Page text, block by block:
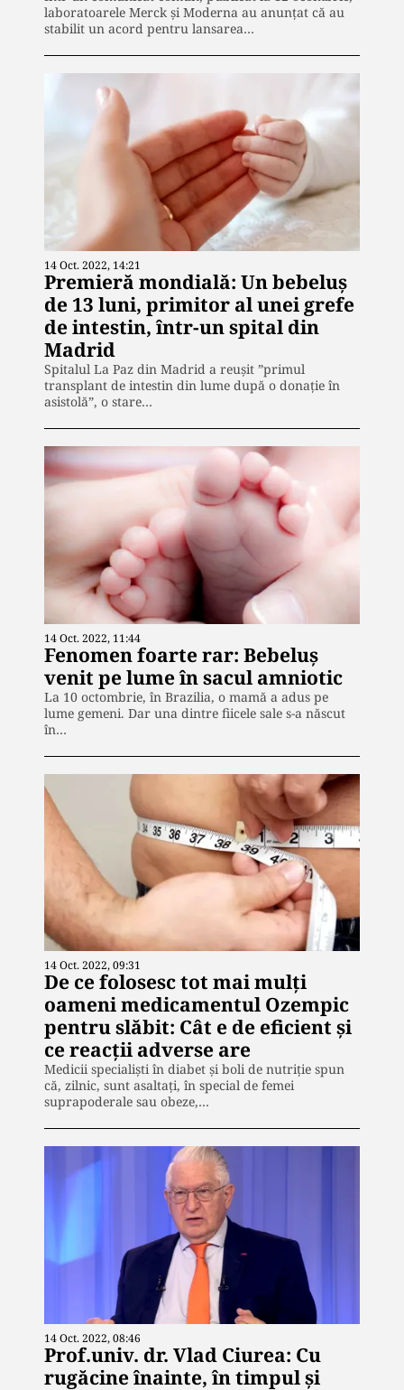
laboratoarele Merck și Moderna au anunțat că au
stabilit un acord pentru lansarea…
14 Oct. 2022, 14:21
Premieră mondială: Un bebeluș
de 13 luni, primitor al unei grefe
de intestin, într-un spital din
Madrid
Spitalul La Paz din Madrid a reușit ”primul
transplant de intestin din lume după o donație în
asistolă”, o stare…
14 Oct. 2022, 11:44
Fenomen foarte rar: Bebeluș
venit pe lume în sacul amniotic
La 10 octombrie, în Brazilia, o mamă a adus pe
lume gemeni. Dar una dintre fiicele sale s-a născut
în…
14 Oct. 2022, 09:31
De ce folosesc tot mai mulți
oameni medicamentul Ozempic
pentru slăbit: Cât e de eficient și
ce reacții adverse are
Medicii specialiști în diabet și boli de nutriție spun
că, zilnic, sunt asaltați, în special de femei
suprapoderale sau obeze,…
14 Oct. 2022, 08:46
Prof.univ. dr. Vlad Ciurea: Cu
rugăcine înainte, în timpul și